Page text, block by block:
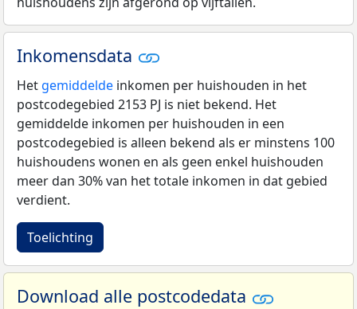
Inkomensdata
Het gemiddelde inkomen per huishouden in het
postcodegebied 2153 PJ is niet bekend. Het
gemiddelde inkomen per huishouden in een
postcodegebied is alleen bekend als er minstens 100
huishoudens wonen en als geen enkel huishouden
meer dan 30% van het totale inkomen in dat gebied
verdient.
Toelichting
Download alle postcodedata